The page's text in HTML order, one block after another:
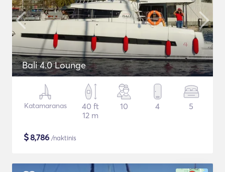
Bali 4.0 Lounge
Katamaranas
40 ft
12 m
10 4 5
$8,786 /naktinis